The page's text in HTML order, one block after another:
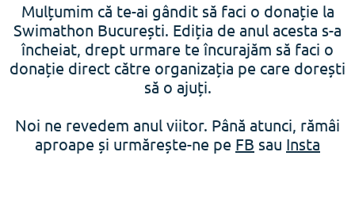
Mulțumim că te-ai gândit să faci o donație la
Swimathon București. Ediția de anul acesta s-a
încheiat, drept urmare te încurajăm să faci o
donație direct către organizația pe care dorești
să o ajuți.
Noi ne revedem anul viitor. Până atunci, rămâi
aproape și urmărește-ne pe FB sau Insta